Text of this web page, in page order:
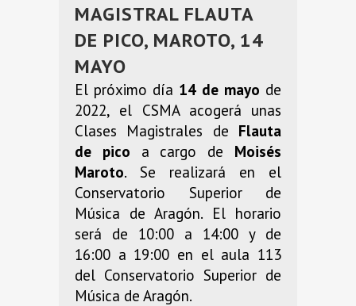
MAGISTRAL FLAUTA
DE PICO, MAROTO, 14
MAYO
El próximo día 14 de mayo de
2022, el CSMA acogerá unas
Clases Magistrales de Flauta
de pico a cargo de Moisés
Maroto. Se realizará en el
Conservatorio Superior de
Música de Aragón. El horario
será de 10:00 a 14:00 y de
16:00 a 19:00 en el aula 113
del Conservatorio Superior de
Música de Aragón.